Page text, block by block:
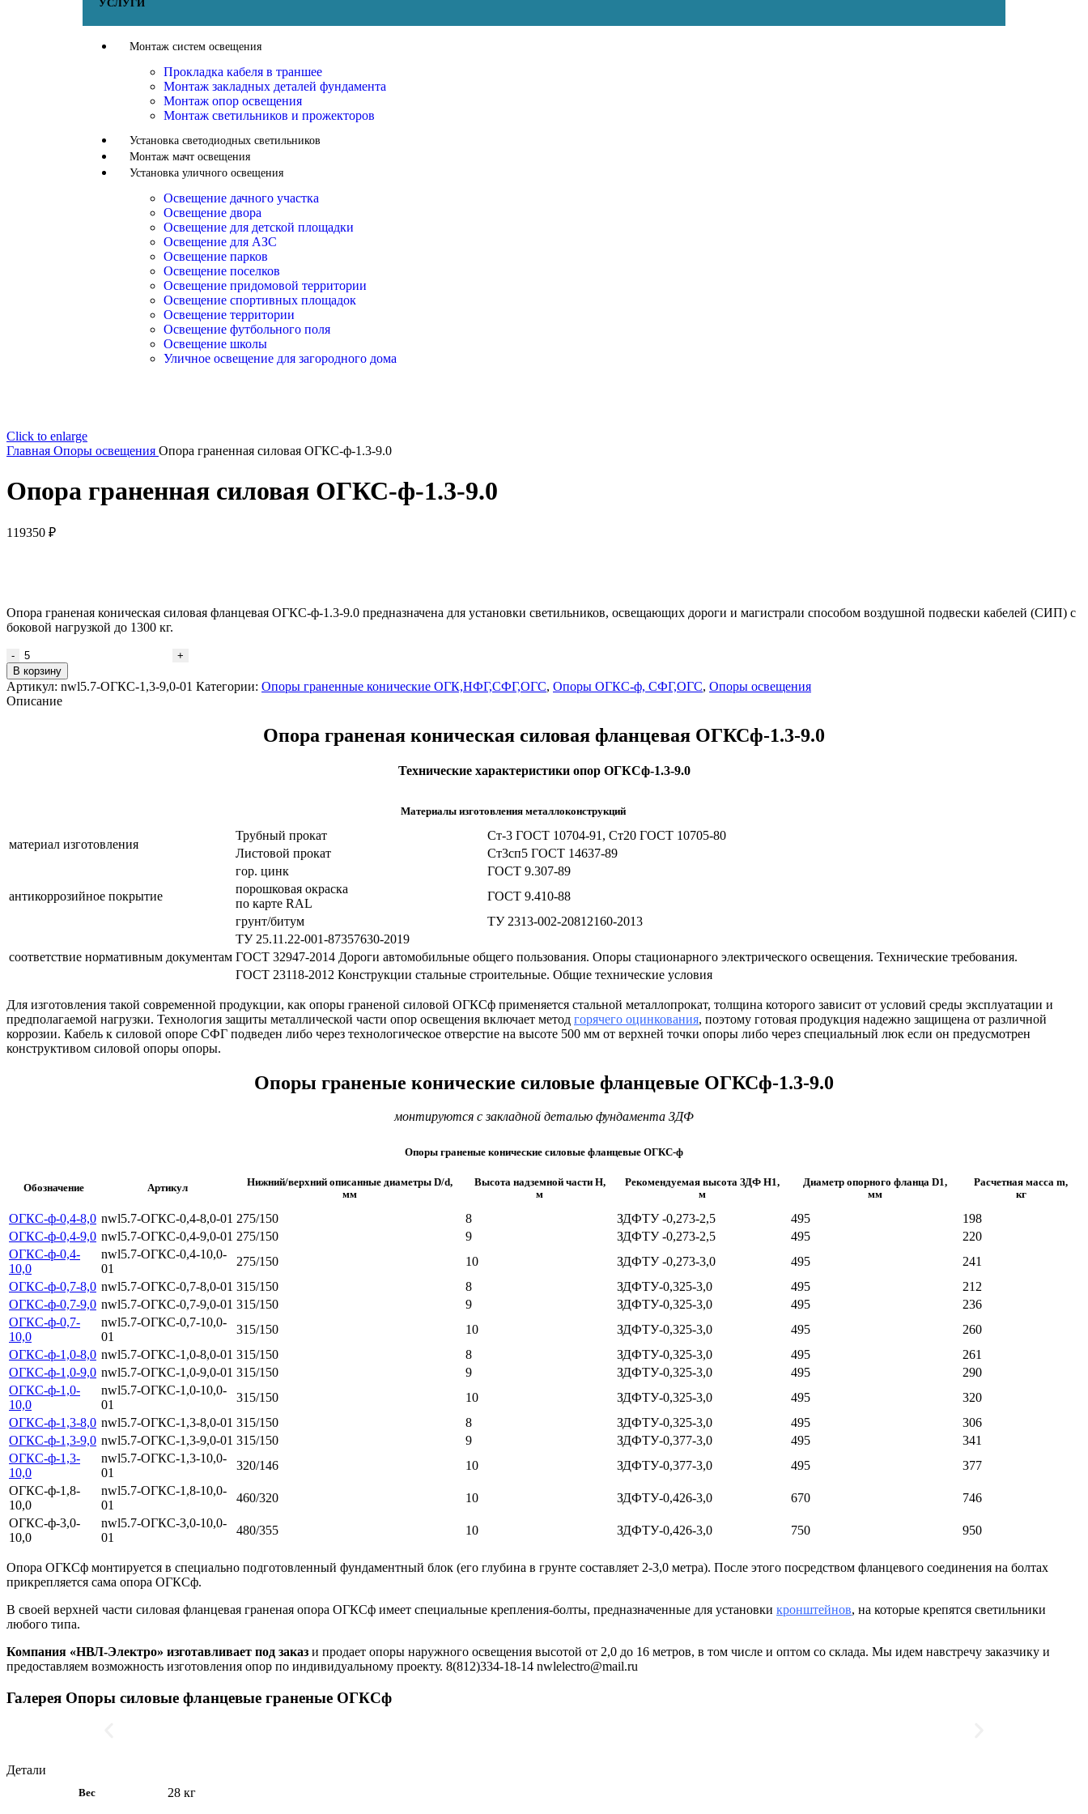
УСЛУГИ
Монтаж систем освещения
Прокладка кабеля в траншее
Монтаж закладных деталей фундамента
Монтаж опор освещения
Монтаж светильников и прожекторов
Установка светодиодных светильников
Монтаж мачт освещения
Установка уличного освещения
Освещение дачного участка
Освещение двора
Освещение для детской площадки
Освещение для АЗС
Освещение парков
Освещение поселков
Освещение придомовой территории
Освещение спортивных площадок
Освещение территории
Освещение футбольного поля
Освещение школы
Уличное освещение для загородного дома
Click to enlarge
Главная Опоры освещения Опора граненная силовая ОГКС-ф-1.3-9.0
Опора граненная силовая ОГКС-ф-1.3-9.0
119350 ₽
Опора граненая коническая силовая фланцевая ОГКС-ф-1.3-9.0 предназначена для установки светильников, освещающих дороги и магистрали способом воздушной подвески кабелей (СИП) с
боковой нагрузкой до 1300 кг.
В корзину
Артикул: nwl5.7-ОГКС-1,3-9,0-01 Категории: Опоры граненные конические ОГК,НФГ,СФГ,ОГС, Опоры ОГКС-ф, СФГ,ОГС, Опоры освещения
Описание
Опора граненая коническая силовая фланцевая ОГКСф-1.3-9.0
Технические характеристики опор ОГКСф-1.3-9.0
Материалы изготовления металлоконструкций
материал изготовления
Трубный прокат
Ст-3 ГОСТ 10704-91, Ст20 ГОСТ 10705-80
Листовой прокат
Ст3сп5 ГОСТ 14637-89
антикоррозийное покрытие
гор. цинк
ГОСТ 9.307-89
порошковая окраска
по карте RAL
ГОСТ 9.410-88
грунт/битум
ТУ 2313-002-20812160-2013
соответствие нормативным документам
ТУ 25.11.22-001-87357630-2019
ГОСТ 32947-2014 Дороги автомобильные общего пользования. Опоры стационарного электрического освещения. Технические требования.
ГОСТ 23118-2012 Конструкции стальные строительные. Общие технические условия
Для изготовления такой современной продукции, как опоры граненой силовой ОГКСф применяется стальной металлопрокат, толщина которого зависит от условий среды эксплуатации и
предполагаемой нагрузки. Технология защиты металлической части опор освещения включает метод горячего оцинкования, поэтому готовая продукция надежно защищена от различной
коррозии. Кабель к силовой опоре СФГ подведен либо через технологическое отверстие на высоте 500 мм от верхней точки опоры либо через специальный люк если он предусмотрен
конструктивом силовой опоры опоры.
Опоры граненые конические силовые фланцевые ОГКСф-1.3-9.0
монтируются с закладной деталью фундамента ЗДФ
Опоры граненые конические силовые фланцевые ОГКС-ф
Обозначение Артикул
Нижний/верхний описанные диаметры D/d,
мм
Высота надземной части Н,
м
Рекомендуемая высота ЗДФ Н1,
м
Диаметр опорного фланца D1,
мм
Расчетная масса m,
кг
ОГКС-ф-0,4-8,0 nwl5.7-ОГКС-0,4-8,0-01 275/150 8 ЗДФТУ -0,273-2,5 495
198
ОГКС-ф-0,4-9,0 nwl5.7-ОГКС-0,4-9,0-01 275/150 9 ЗДФТУ -0,273-2,5 495
220
ОГКС-ф-0,4-
10,0
nwl5.7-ОГКС-0,4-10,0-
01
275/150 10 ЗДФТУ -0,273-3,0 495
241
ОГКС-ф-0,7-8,0 nwl5.7-ОГКС-0,7-8,0-01 315/150 8 ЗДФТУ-0,325-3,0 495
212
ОГКС-ф-0,7-9,0 nwl5.7-ОГКС-0,7-9,0-01 315/150 9 ЗДФТУ-0,325-3,0 495
236
ОГКС-ф-0,7-
10,0
nwl5.7-ОГКС-0,7-10,0-
01
315/150 10 ЗДФТУ-0,325-3,0 495
260
ОГКС-ф-1,0-8,0 nwl5.7-ОГКС-1,0-8,0-01 315/150 8 ЗДФТУ-0,325-3,0 495
261
ОГКС-ф-1,0-9,0 nwl5.7-ОГКС-1,0-9,0-01 315/150 9 ЗДФТУ-0,325-3,0 495
290
ОГКС-ф-1,0-
10,0
nwl5.7-ОГКС-1,0-10,0-
01
315/150 10 ЗДФТУ-0,325-3,0 495
320
ОГКС-ф-1,3-8,0 nwl5.7-ОГКС-1,3-8,0-01 315/150 8 ЗДФТУ-0,325-3,0 495
306
ОГКС-ф-1,3-9,0 nwl5.7-ОГКС-1,3-9,0-01 315/150 9 ЗДФТУ-0,377-3,0 495
341
ОГКС-ф-1,3-
10,0
nwl5.7-ОГКС-1,3-10,0-
01
320/146 10 ЗДФТУ-0,377-3,0 495
377
ОГКС-ф-1,8-
10,0
nwl5.7-ОГКС-1,8-10,0-
01
460/320 10 ЗДФТУ-0,426-3,0 670
746
ОГКС-ф-3,0-
10,0
nwl5.7-ОГКС-3,0-10,0-
01
480/355 10 ЗДФТУ-0,426-3,0 750 950
Опора ОГКСф монтируется в специально подготовленный фундаментный блок (его глубина в грунте составляет 2-3,0 метра). После этого посредством фланцевого соединения на болтах
прикрепляется сама опора ОГКСф.
В своей верхней части силовая фланцевая граненая опора ОГКСф имеет специальные крепления-болты, предназначенные для установки кронштейнов, на которые крепятся светильники
любого типа.
Компания «НВЛ-Электро» изготавливает под заказ и продает опоры наружного освещения высотой от 2,0 до 16 метров, в том числе и оптом со склада. Мы идем навстречу заказчику и
предоставляем возможность изготовления опор по индивидуальному проекту. 8(812)334-18-14 nwlelectro@mail.ru
Галерея Опоры силовые фланцевые граненые ОГКСф
Детали
Вес 28 кг